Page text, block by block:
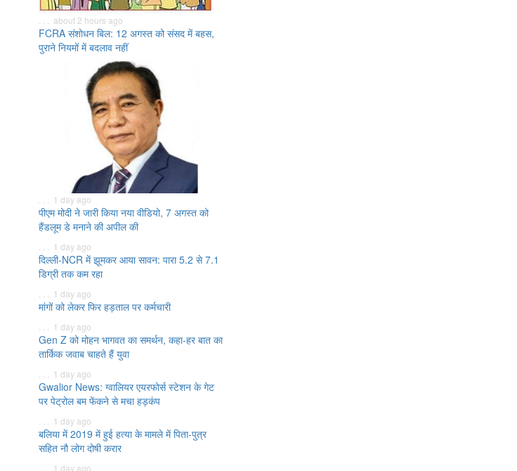
. . . about 2 hours ago
FCRA संशोधन बिल: 12 अगस्त को संसद में बहस,
पुराने नियमों में बदलाव नहीं
. . . 1 day ago
पीएम मोदी ने जारी किया नया वीडियो, 7 अगस्त को
हैंडलूम डे मनाने की अपील की
. . . 1 day ago
दिल्ली-NCR में झूमकर आया सावन: पारा 5.2 से 7.1
डिग्री तक कम रहा
. . . 1 day ago
मांगों को लेकर फिर हड़ताल पर कर्मचारी
. . . 1 day ago
Gen Z को मोहन भागवत का समर्थन, कहा-हर बात का
तार्किक जवाब चाहते हैं युवा
. . . 1 day ago
Gwalior News: ग्वालियर एयरफोर्स स्टेशन के गेट
पर पेट्रोल बम फेंकने से मचा हड़कंप
. . . 1 day ago
बलिया में 2019 में हुई हत्या के मामले में पिता-पुत्र
सहित नौ लोग दोषी करार
. . . 1 day ago